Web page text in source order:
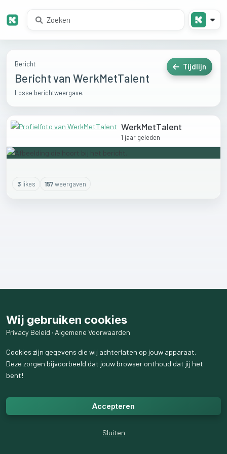
Bericht
Bericht van WerkMetTalent
Losse berichtweergave.
Tijdlijn
WerkMetTalent
1 jaar geleden
3likes 157weergaven
Wij gebruiken cookies
Privacy Beleid · Algemene Voorwaarden
Cookies zijn gegevens die wij achterlaten op jouw apparaat.
Deze zorgen bijvoorbeeld dat jouw browser onthoud dat jij het
bent!
Accepteren
Sluiten